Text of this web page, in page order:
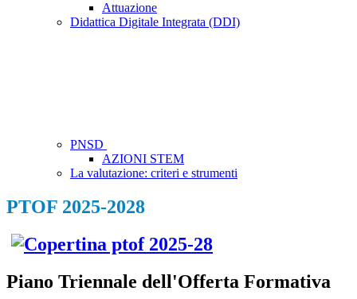
Attuazione
Didattica Digitale Integrata (DDI)
PNSD
AZIONI STEM
La valutazione: criteri e strumenti
PTOF 2025-2028
Piano Triennale dell'Offerta Formativa